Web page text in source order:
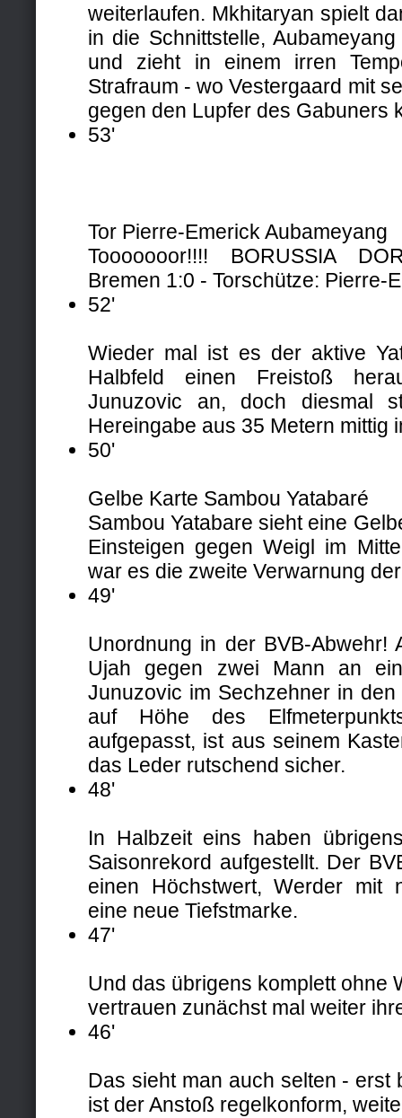
weiterlaufen. Mkhitaryan spielt
in die Schnittstelle,
und zieht in einem irren
Strafraum - wo Vestergaard mit
gegen den Lupfer des Gabuners
53'
Tor Pierre-Emerick Aubameyang
Tooooooor!!!! BORUSSIA
Bremen 1:0 - Torschütze: Pierre-
52'
Wieder mal ist es der aktive
Halbfeld einen Freistoß
Junuzovic an, doch diesmal
Hereingabe aus 35 Metern mittig
50'
Gelbe Karte Sambou Yatabaré
Sambou Yatabare sieht eine
Einsteigen gegen Weigl im
war es die zweite Verwarnung
49'
Unordnung in der BVB-Abwehr!
Ujah gegen zwei Mann an
Junuzovic im Sechzehner in
auf Höhe des
aufgepasst, ist aus seinem
das Leder rutschend sicher.
48'
In Halbzeit eins haben
Saisonrekord aufgestellt. Der
einen Höchstwert, Werder mit
eine neue Tiefstmarke.
47'
Und das übrigens komplett ohne
vertrauen zunächst mal weiter
46'
Das sieht man auch selten - erst
ist der Anstoß regelkonform,